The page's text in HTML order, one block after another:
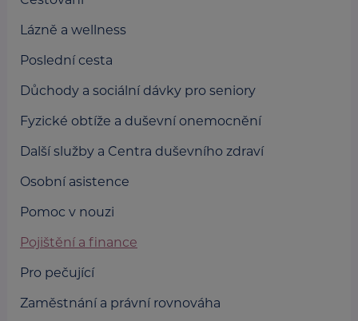
Lázně a wellness
Poslední cesta
Důchody a sociální dávky pro seniory
Fyzické obtíže a duševní onemocnění
Další služby a Centra duševního zdraví
Osobní asistence
Pomoc v nouzi
Pojištění a finance
Pro pečující
Zaměstnání a právní rovnováha